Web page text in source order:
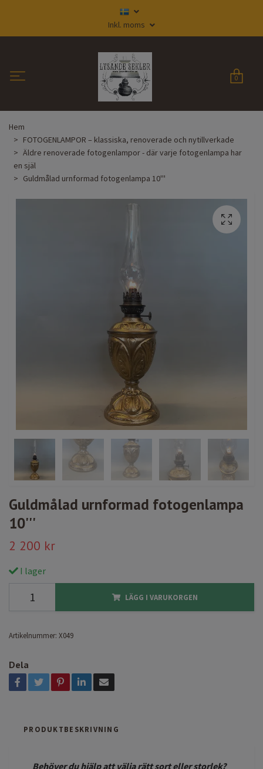
Inkl. moms
0
Hem
FOTOGENLAMPOR – klassiska, renoverade och nytillverkade
Äldre renoverade fotogenlampor - där varje fotogenlampa har
en själ
Guldmålad urnformad fotogenlampa 10'''
Guldmålad urnformad fotogenlampa
10'''
2 200 kr
I lager
LÄGG I VARUKORGEN
Artikelnummer: X049
Dela
PRODUKTBESKRIVNING
Behöver du hjälp att välja rätt sort eller storlek?